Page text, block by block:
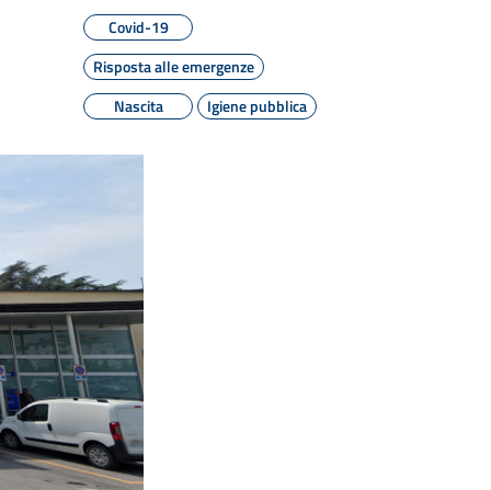
Covid-19
Risposta alle emergenze
Nascita
Igiene pubblica